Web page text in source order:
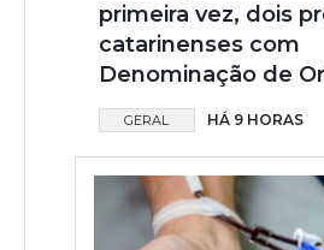
primeira vez, dois
catarinenses com
Denominação de
GERAL HÁ 9 HORAS